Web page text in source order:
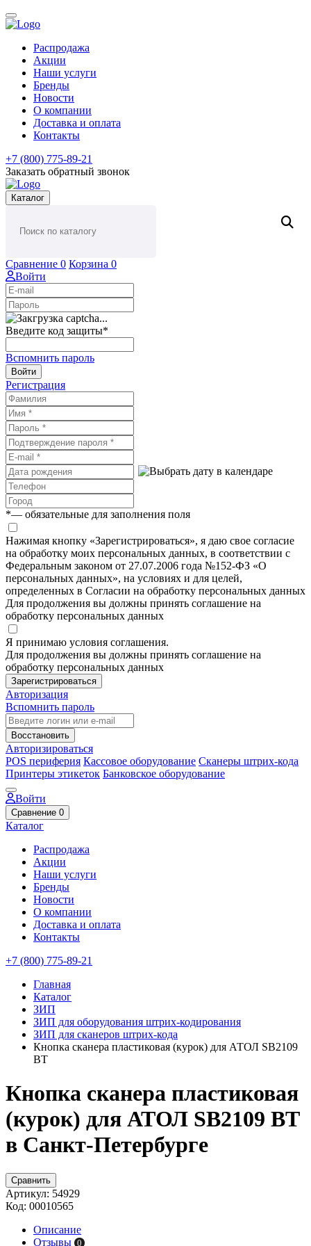
Распродажа
Акции
Наши услуги
Бренды
Новости
О компании
Доставка и оплата
Контакты
+7 (800) 775-89-21
Заказать обратный звонок
Каталог
Сравнение 0 Корзина 0
Войти
Введите код защиты*
Вспомнить пароль
Войти
Регистрация
*— обязательные для заполнения поля
Нажимая кнопку «Зарегистрироваться», я даю свое согласие
на обработку моих персональных данных, в соответствии с
Федеральным законом от 27.07.2006 года №152-ФЗ «О
персональных данных», на условиях и для целей,
определенных в Согласии на обработку персональных данных
Для продолжения вы должны принять соглашение на
обработку персональных данных
Я принимаю условия соглашения.
Для продолжения вы должны принять соглашение на
обработку персональных данных
Зарегистрироваться
Авторизация
Вспомнить пароль
Восстановить
Авторизироваться
POS периферия Кассовое оборудование Сканеры штрих-кода
Принтеры этикеток Банковское оборудование
Войти
Сравнение 0
Каталог
Распродажа
Акции
Наши услуги
Бренды
Новости
О компании
Доставка и оплата
Контакты
+7 (800) 775-89-21
Главная
Каталог
ЗИП
ЗИП для оборудования штрих-кодирования
ЗИП для сканеров штрих-кода
Кнопка сканера пластиковая (курок) для АТОЛ SB2109
BT
Кнопка сканера пластиковая
(курок) для АТОЛ SB2109 BT
в Санкт-Петербурге
Сравнить
Артикул: 54929
Код: 00010565
Описание
Отзывы 0